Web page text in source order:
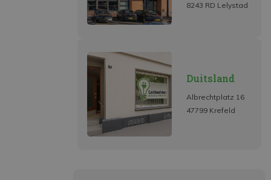
8243 RD Lelystad
Duitsland
Albrechtplatz 16
47799 Krefeld